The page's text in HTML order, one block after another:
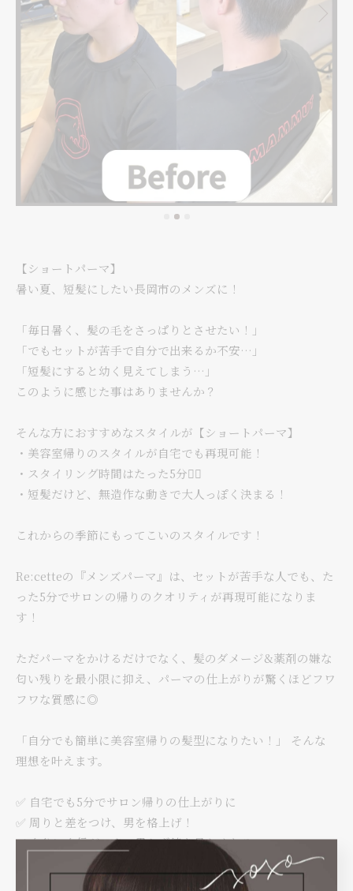
【ショートパーマ】
暑い夏、短髪にしたい長岡市のメンズに！
「毎日暑く、髪の毛をさっぱりとさせたい！」
「でもセットが苦手で自分で出来るか不安…」
「短髪にすると幼く見えてしまう…」
このように感じた事はありませんか？
そんな方におすすめなスタイルが【ショートパーマ】
・美容室帰りのスタイルが自宅でも再現可能！
・スタイリング時間はたった5分👌🏻
・短髪だけど、無造作な動きで大人っぽく決まる！
これからの季節にもってこいのスタイルです！
Re:cetteの『メンズパーマ』は、セットが苦手な人でも、た
った5分でサロンの帰りのクオリティが再現可能になりま
す！
ただパーマをかけるだけでなく、髪のダメージ&薬剤の嫌な
匂い残りを最小限に抑え、パーマの仕上がりが驚くほどフワ
フワな質感に◎
「自分でも簡単に美容室帰りの髪型になりたい！」 そんな
理想を叶えます。
✅ 自宅でも5分でサロン帰りの仕上がりに
✅ 周りと差をつけ、男を格上げ！
✅ 自分に自信がつき、思わず鏡を見たくなる
長岡で失敗しないメンズパーマをしたい方は、ぜひ一度僕に